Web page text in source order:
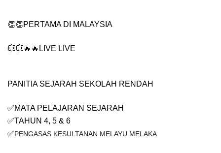
👏👏PERTAMA DI MALAYSIA
💥💥🔥🔥LIVE LIVE
PANITIA SEJARAH SEKOLAH RENDAH
✅MATA PELAJARAN SEJARAH
✅TAHUN 4, 5 & 6
✅PENGASAS KESULTANAN MELAYU MELAKA